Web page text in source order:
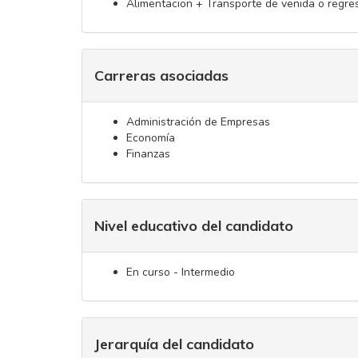
Alimentacion + Transporte de venida o
Carreras asociadas
Administración de Empresas
Economía
Finanzas
Nivel educativo del candidato
En curso - Intermedio
Jerarquía del candidato